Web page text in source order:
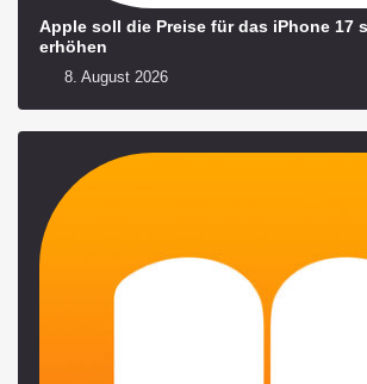
Apple soll die Preise für das iPhone 17
erhöhen
8. August 2026